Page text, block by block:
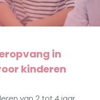
in
kinderen